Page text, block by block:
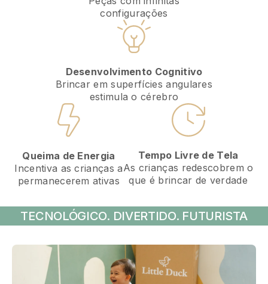
configurações
Desenvolvimento Cognitivo
Brincar em superfícies angulares
estimula o cérebro
Queima de Energia
Incentiva as crianças a
permanecerem ativas
Tempo Livre de Tela
As crianças redescobrem o
que é brincar de verdade
TECNOLÓGICO. DIVERTIDO. FUTURISTA